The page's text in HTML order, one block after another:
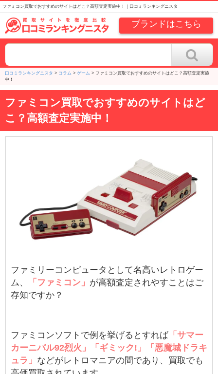
ファミコン買取でおすすめのサイトはどこ？高額査定実施中！｜口コミランキングニスタ
ブランドはこちら
口コミランキングニスタ > コラム > ゲーム > ファミコン買取でおすすめのサイトはどこ？高額査定実施
中！
ファミコン買取でおすすめのサイトはど
こ？高額査定実施中！
ファミリーコンピュータとして名高いレトロゲー
ム、
「ファミコン」 が高額査定されやすことはご
存知ですか？
ファミコンソフトで例を挙げるとすれば「サマー
カーニバル92烈火」「ギミック!」「悪魔城ドラキ
ュラ」 などがレトロマニアの間であり、買取でも